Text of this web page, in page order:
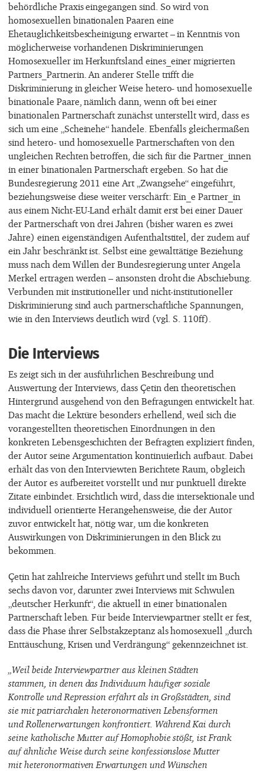
behördliche Praxis eingegangen sind. So wird von
homosexuellen binationalen Paaren eine
Ehetauglichkeitsbescheinigung erwartet – in Kenntnis von
möglicherweise vorhandenen Diskriminierungen
Homosexueller im Herkunftsland eines_einer migrierten
Partners_Partnerin. An anderer Stelle trifft die
Diskriminierung in gleicher Weise hetero- und homosexuelle
binationale Paare, nämlich dann, wenn oft bei einer
binationalen Partnerschaft zunächst unterstellt wird, dass es
sich um eine „Scheinehe“ handele. Ebenfalls gleichermaßen
sind hetero- und homosexuelle Partnerschaften von den
ungleichen Rechten betroffen, die sich für die Partner_innen
in einer binationalen Partnerschaft ergeben. So hat die
Bundesregierung 2011 eine Art „Zwangsehe“ eingeführt,
beziehungsweise diese weiter verschärft: Ein_e Partner_in
aus einem Nicht-EU-Land erhält damit erst bei einer Dauer
der Partnerschaft von drei Jahren (bisher waren es zwei
Jahre) einen eigenständigen Aufenthaltstitel, der zudem auf
ein Jahr beschränkt ist. Selbst eine gewalttätige Beziehung
muss nach dem Willen der Bundesregierung unter Angela
Merkel ertragen werden – ansonsten droht die Abschiebung.
Verbunden mit institutioneller und nicht-institutioneller
Diskriminierung sind auch partnerschaftliche Spannungen,
wie in den Interviews deutlich wird (vgl. S. 110ff).
Die Interviews
Es zeigt sich in der ausführlichen Beschreibung und
Auswertung der Interviews, dass Çetin den theoretischen
Hintergrund ausgehend von den Befragungen entwickelt hat.
Das macht die Lektüre besonders erhellend, weil sich die
vorangestellten theoretischen Einordnungen in den
konkreten Lebensgeschichten der Befragten expliziert finden,
der Autor seine Argumentation kontinuierlich aufbaut. Dabei
erhält das von den Interviewten Berichtete Raum, obgleich
der Autor es aufbereitet vorstellt und nur punktuell direkte
Zitate einbindet. Ersichtlich wird, dass die intersektionale und
individuell orientierte Herangehensweise, die der Autor
zuvor entwickelt hat, nötig war, um die konkreten
Auswirkungen von Diskriminierungen in den Blick zu
bekommen.
Çetin hat zahlreiche Interviews geführt und stellt im Buch
sechs davon vor, darunter zwei Interviews mit Schwulen
„deutscher Herkunft“, die aktuell in einer binationalen
Partnerschaft leben. Für beide Interviewpartner stellt er fest,
dass die Phase ihrer Selbstakzeptanz als homosexuell „durch
Enttäuschung, Krisen und Verdrängung“ gekennzeichnet ist.
„Weil beide Interviewpartner aus kleinen Städten
stammen, in denen das Individuum häufiger soziale
Kontrolle und Repression erfährt als in Großstädten, sind
sie mit patriarchalen heteronormativen Lebensformen
und Rollenerwartungen konfrontiert. Während Kai durch
seine katholische Mutter auf Homophobie stößt, ist Frank
auf ähnliche Weise durch seine konfessionslose Mutter
mit heteronormativen Erwartungen und Wünschen